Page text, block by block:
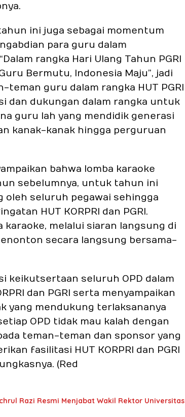
ini juga sebagai momentum
para guru dalam
rangka Hari Ulang Tahun PGRI
Bermutu, Indonesia Maju”, jadi
guru dalam rangka HUT PGRI
dan dukungan dalam rangka untuk
guru lah yang mendidik generasi
kanak-kanak hingga perguruan
bahwa lomba karaoke
sebelumnya, untuk tahun ini
oleh seluruh pegawai sehingga
HUT KORPRI dan PGRI.
karaoke, melalui siaran langsung di
secara langsung bersama-
keikutsertaan seluruh OPD dalam
dan PGRI serta menyampaikan
yang mendukung terlaksananya
OPD tidak mau kalah dengan
teman-teman dan sponsor yang
fasilitasi HUT KORPRI dan PGRI
(Red
Razi Resmi Menjabat Wakil Rektor Universitas